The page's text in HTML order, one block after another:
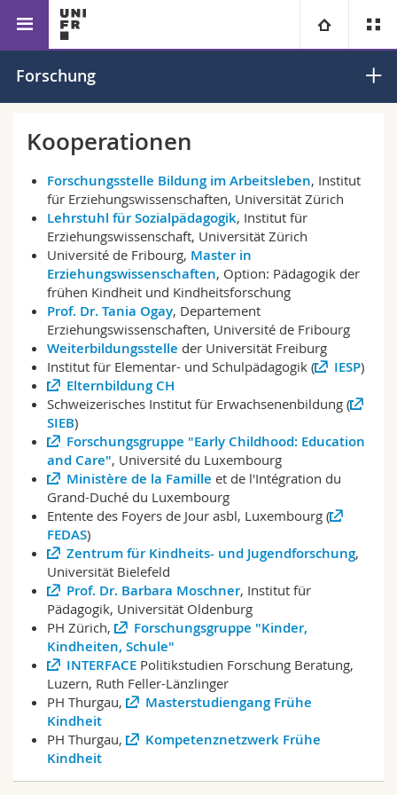
Universität
Forschung
Universität
Weiterbildung
Rechtswissenschaftliche Fak.
Wirtschafts- und Sozialwissenschaftliche Fak.
Philosophische Fak.
Fak. für Erziehungs- und Bildungswissenschaften
Math.-Nat. und Med. Fak.
Interfakultär
Studieninteressierte
Studierende
Medien
Forschende
Mitarbeitende
Doktorierende
Ressourcen
Personenverzeichnis
Ortsplan
Bibliotheken
Webmail
Vorlesungsverzeichnis
MyUnifr
Fakultät für
Erziehungs- und
Bildungs­
Zentrum für
Frühkindliche
Bildung
Forschung
Kooperationen
Forschungsstelle Bildung im Arbeitsleben, Institut
für Erziehungswissenschaften, Universität Zürich
Lehrstuhl für Sozialpädagogik, Institut für
Erziehungswissenschaft, Universität Zürich
Université de Fribourg, Master in
Erziehungswissenschaften, Option: Pädagogik der
frühen Kindheit und Kindheitsforschung
Prof. Dr. Tania Ogay, Departement
Erziehungswissenschaften, Université de Fribourg
Weiterbildungsstelle der Universität Freiburg
Institut für Elementar- und Schulpädagogik (
IESP)
Elternbildung CH
Schweizerisches Institut für Erwachsenenbildung (
SIEB)
Forschungsgruppe "Early Childhood: Education
and Care", Université du Luxembourg
Ministère de la Famille et de l'Intégration du
Grand-Duché du Luxembourg
Entente des Foyers de Jour asbl, Luxembourg (
FEDAS)
Zentrum für Kindheits- und Jugendforschung,
Universität Bielefeld
Prof. Dr. Barbara Moschner, Institut für
Pädagogik, Universität Oldenburg
PH Zürich,
Forschungsgruppe "Kinder,
Kindheiten, Schule"
INTERFACE Politikstudien Forschung Beratung,
Luzern, Ruth Feller-Länzlinger
PH Thurgau,
Masterstudiengang Frühe
Kindheit
PH Thurgau,
Kompetenznetzwerk Frühe
Kindheit